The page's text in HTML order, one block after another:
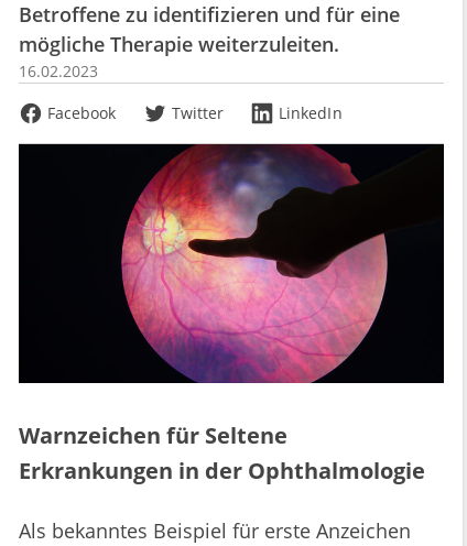
Betroffene zu identifizieren und für eine
mögliche Therapie weiterzuleiten.
16.02.2023
Facebook
Twitter LinkedIn
Warnzeichen für Seltene
Erkrankungen in der Ophthalmologie
Als bekanntes Beispiel für erste Anzeichen